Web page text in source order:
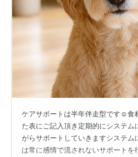
ケアサポートは半年伴走型です☺️食
た表にご記入頂き定期的にシステム
がらサポートしていきますシステム
は常に感情で流されないサポートを